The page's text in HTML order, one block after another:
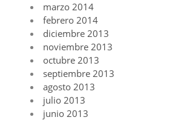
marzo 2014
febrero 2014
diciembre 2013
noviembre 2013
octubre 2013
septiembre 2013
agosto 2013
julio 2013
junio 2013